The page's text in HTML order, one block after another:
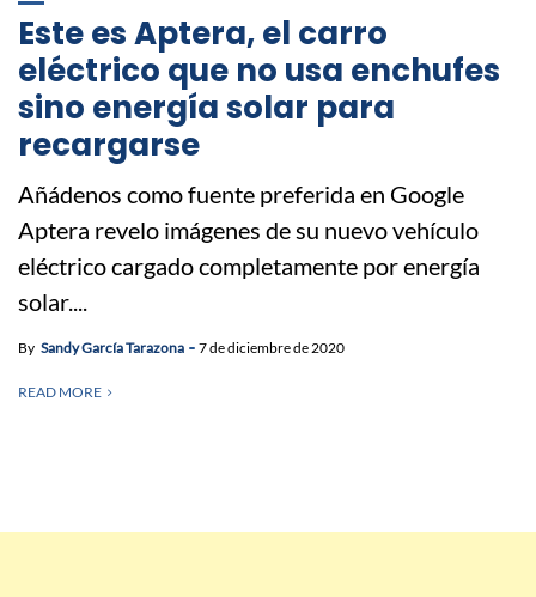
Este es Aptera, el carro
eléctrico que no usa enchufes
sino energía solar para
recargarse
Añádenos como fuente preferida en Google
Aptera revelo imágenes de su nuevo vehículo
eléctrico cargado completamente por energía
solar....
By Sandy García Tarazona 7 de diciembre de 2020
READ MORE